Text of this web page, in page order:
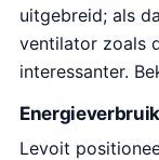
uitgebreid; als
ventilator zoals
interessanter.
Levoit